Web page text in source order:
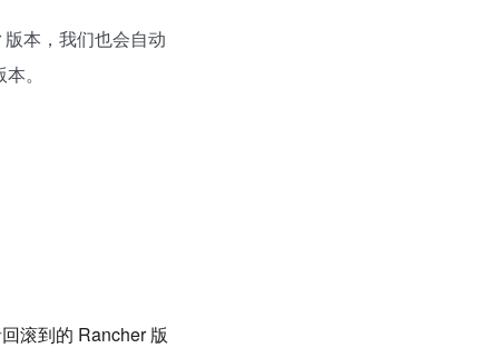
本，我们也会自动
。
滚到的 Rancher 版